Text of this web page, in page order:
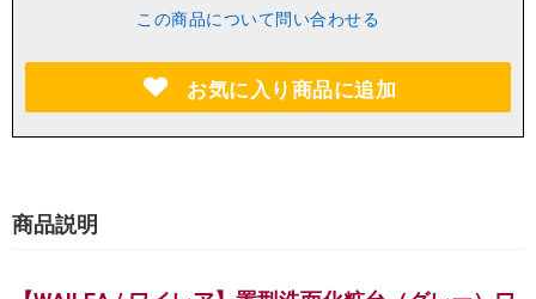
この商品について問い合わせる
お気に入り商品に追加
商品説明